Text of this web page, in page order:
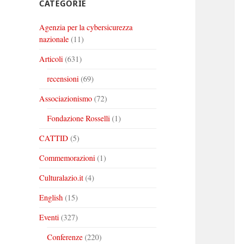
CATEGORIE
Agenzia per la cybersicurezza
nazionale(11)
Articoli (631)
recensioni (69)
Associazionismo(72)
Fondazione Rosselli (1)
CATTID (5)
Commemorazioni (1)
Culturalazio.it(4)
English (15)
Eventi (327)
Conferenze(220)